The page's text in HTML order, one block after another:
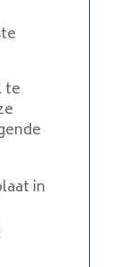
te
in